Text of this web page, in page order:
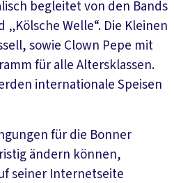
begleitet von den Bands
„Kölsche Welle“. Die Kleinen
sowie Clown Pepe mit
für alle Altersklassen.
internationale Speisen
für die Bonner
ändern können,
seiner Internetseite